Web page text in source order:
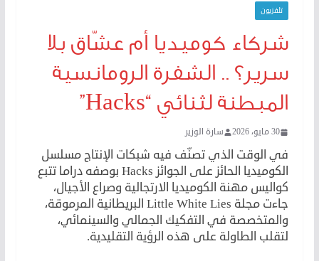
تلفزيون
شركاء كوميديا أم عشّاق بلا
سرير؟ .. الشفرة الرومانسية
المبطنة لثنائي “Hacks”
30 مايو، 2026 سارة الوزير
في الوقت الذي تصنّف فيه شبكات الإنتاج مسلسل
الكوميديا الحائز على الجوائز Hacks بوصفه دراما تتبع
كواليس مهنة الكوميديا الارتجالية وصراع الأجيال،
جاءت مجلة Little White Lies البريطانية المرموقة،
والمتخصصة في التفكيك الجمالي والسينمائي،
لتقلب الطاولة على هذه الرؤية التقليدية.